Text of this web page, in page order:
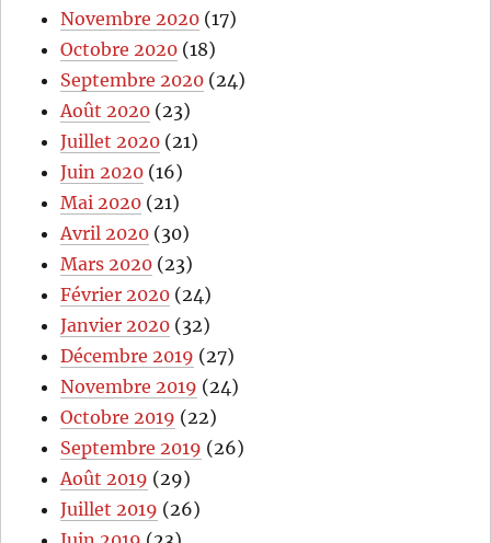
Novembre 2020 (17)
Octobre 2020 (18)
Septembre 2020 (24)
Août 2020 (23)
Juillet 2020 (21)
Juin 2020 (16)
Mai 2020 (21)
Avril 2020 (30)
Mars 2020 (23)
Février 2020 (24)
Janvier 2020 (32)
Décembre 2019 (27)
Novembre 2019 (24)
Octobre 2019 (22)
Septembre 2019 (26)
Août 2019 (29)
Juillet 2019 (26)